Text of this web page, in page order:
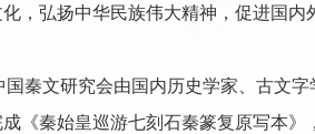
，弘扬中华民族伟大精神，促进国
文研究会由国内历史学家、古文字
《秦始皇巡游七刻石秦篆复原写本